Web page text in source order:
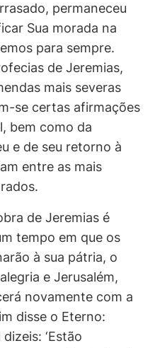
permaneceu
Sua morada na
para sempre.
de Jeremias,
mais severas
se certas afirmações
bem como da
e de seu retorno à
entre as mais
de Jeremias é
tempo em que os
à sua pátria, o
e Jerusalém,
novamente com a
disse o Eterno:
‘Estão